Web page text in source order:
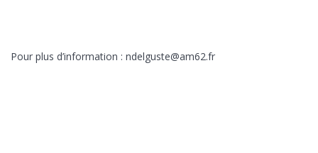
Pour plus d’information : ndelguste@am62.fr